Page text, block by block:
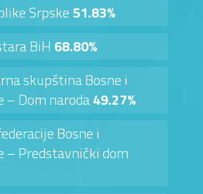
Srpske51.83%
BiH 68.80%
skupština Bosne i
– Dom naroda49.27%
Bosne i
– Predstavnički dom